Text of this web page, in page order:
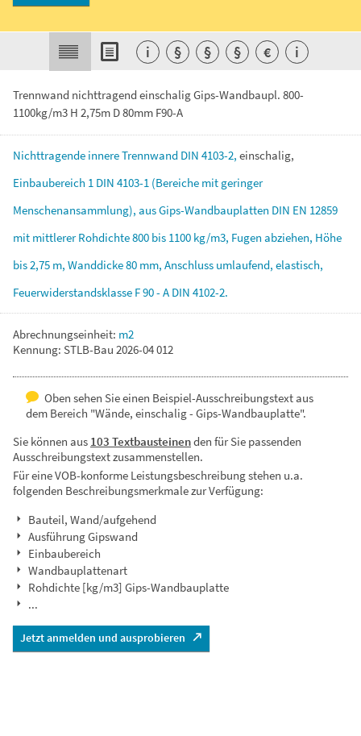
Trennwand nichttragend einschalig Gips-Wandbaupl. 800-
1100kg/m3 H 2,75m D 80mm F90-A
Nichttragende innereTrennwand DIN 4103-2, einschalig,
Einbaubereich 1 DIN 4103-1 (Bereiche mit geringer
Menschenansammlung), ausGips-Wandbauplatten DIN EN 12859
mit mittlererRohdichte800 bis 1100 kg/m3, Fugen abziehen, Höhe
bis2,75 m, Wanddicke80 mm, Anschluss umlaufend, elastisch,
Feuerwiderstandsklasse F90- A DIN 4102-2.
Abrechnungseinheit: m2
Kennung: STLB-Bau 2026-04 012
Oben sehen Sie einen Beispiel-Ausschreibungstext aus
dem Bereich "Wände, einschalig - Gips-Wandbauplatte".
Sie können aus 103 Textbausteinenden für Sie passenden
Ausschreibungstext zusammenstellen.
Für eine VOB-konforme Leistungsbeschreibung stehen u.a.
folgenden Beschreibungsmerkmale zur Verfügung:
Bauteil, Wand/aufgehend
Ausführung Gipswand
Einbaubereich
Wandbauplattenart
Rohdichte [kg/m3] Gips-Wandbauplatte
...
Jetzt anmelden und ausprobieren
i § § § € i